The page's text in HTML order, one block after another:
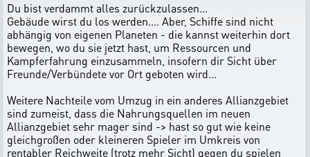
Du bist verdammt alles zurückzulassen...
Gebäude wirst du los werden.... Aber, Schiffe sind nicht
abhängig von eigenen Planeten - die kannst weiterhin dort
bewegen, wo du sie jetzt hast, um Ressourcen und
Kampferfahrung einzusammeln, insofern dir Sicht über
Freunde/Verbündete vor Ort geboten wird...
Weitere Nachteile vom Umzug in ein anderes Allianzgebiet
sind zumeist, dass die Nahrungsquellen im neuen
Allianzgebiet sehr mager sind -> hast so gut wie keine
gleichgroßen oder kleineren Spieler im Umkreis von
rentabler Reichweite (trotz mehr Sicht) gegen du spielen